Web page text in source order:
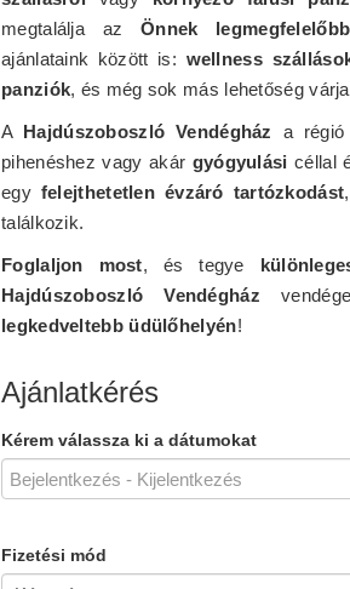
megtalálja az Önnek
ajánlataink között is: wellness
panziók, és még sok más lehetőség
A Hajdúszoboszló Vendégház a régió
pihenéshez vagy akár gyógyulási céllal
egy felejthetetlen évzáró tartózkodást
találkozik.
Foglaljon most, és tegye
Hajdúszoboszló Vendégház
legkedveltebb üdülőhelyén!
Ajánlatkérés
Kérem válassza ki a dátumokat
Fizetési mód